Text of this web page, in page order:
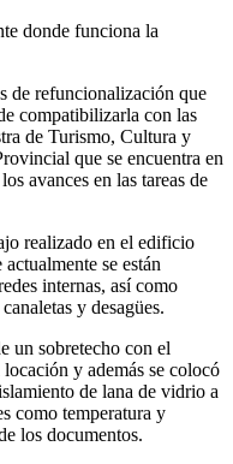
donde funciona la
de refuncionalización que
compatibilizarla con las
de Turismo, Cultura y
que se encuentra en
avances en las tareas de
realizado en el edificio
se están
internas, así como
y desagües.
un sobretecho con el
y además se colocó
de lana de vidrio a
como temperatura y
los documentos.